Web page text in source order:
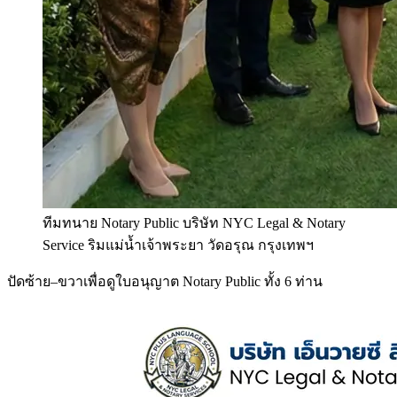
ทีมทนาย Notary Public บริษัท NYC Legal & Notary
Service ริมแม่น้ำเจ้าพระยา วัดอรุณ กรุงเทพฯ
ปัดซ้าย–ขวาเพื่อดูใบอนุญาต Notary Public ทั้ง 6 ท่าน